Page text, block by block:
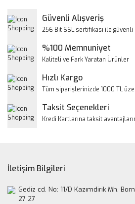
Yorum Yaz
Ürün resmi kalitesiz, bozuk veya
Ürün bilgilerinde hatalar bulunuyor.
Bu ürüne benzer farklı alternatifler
Güvenli Alışveriş
256 Bit SSL sertifikası ile güvenli
%100 Memnuniyet
Kaliteli ve Fark Yaratan Ürünler
Hızlı Kargo
Tüm siparişlerinizde 1000 TL
Taksit Seçenekleri
Kredi Kartlarına taksit
İletişim Bilgileri
Gediz cd. No: 11/D Kazımdirik Mh.
27 27